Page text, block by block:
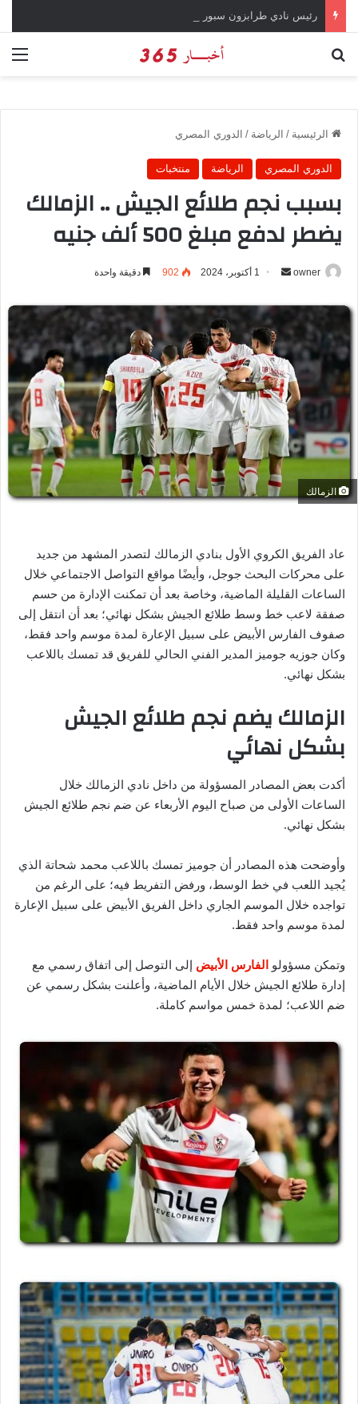
الرئيسية / الرياضة / الدوري المصري
الدوري المصري الرياضة منتخبات
بسبب نجم طلائع الجيش .. الزمالك
يضطر لدفع مبلغ 500 ألف جنيه
owner
ل
ر
ي
د
ا
إ
ل
ك
ت
ن
ي
ا
1 أكتوبر، 2024 902 دقيقة واحدة
الزمالك
عاد الفريق الكروي الأول بنادي الزمالك لتصدر المشهد من جديد
على محركات البحث جوجل، وأيضًا مواقع التواصل الاجتماعي خلال
الساعات القليلة الماضية، وخاصة بعد أن تمكنت الإدارة من حسم
صفقة لاعب خط وسط طلائع الجيش بشكل نهائي؛ بعد أن انتقل إلى
صفوف الفارس الأبيض على سبيل الإعارة لمدة موسم واحد فقط،
وكان جوزيه جوميز المدير الفني الحالي للفريق قد تمسك باللاعب
بشكل نهائي.
الزمالك يضم نجم طلائع الجيش
بشكل نهائي
أكدت بعض المصادر المسؤولة من داخل نادي الزمالك خلال
الساعات الأولى من صباح اليوم الأربعاء عن ضم نجم طلائع الجيش
بشكل نهائي.
وأوضحت هذه المصادر أن جوميز تمسك باللاعب محمد شحاتة الذي
يُجيد اللعب في خط الوسط، ورفض التفريط فيه؛ على الرغم من
تواجده خلال الموسم الجاري داخل الفريق الأبيض على سبيل الإعارة
لمدة موسم واحد فقط.
وتمكن مسؤولو الفارس الأبيض إلى التوصل إلى اتفاق رسمي مع
إدارة طلائع الجيش خلال الأيام الماضية، وأعلنت بشكل رسمي عن
ضم اللاعب؛ لمدة خمس مواسم كاملة.